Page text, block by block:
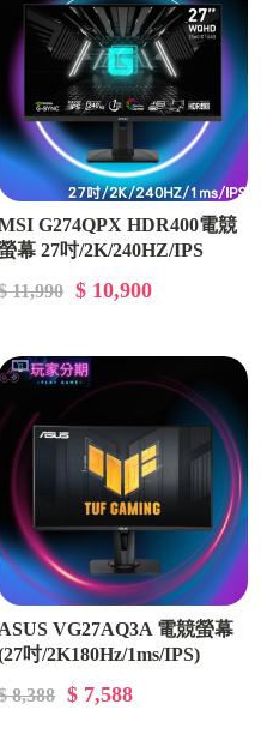
G274QPX HDR400電競
幕 27吋/2K/240HZ/IPS
11,990
$ 10,900
ASUS VG27AQ3A 電競螢幕
吋/2K180Hz/1ms/IPS)
8,388
$ 7,588